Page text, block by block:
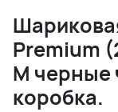
Premium
M черные
коробка.